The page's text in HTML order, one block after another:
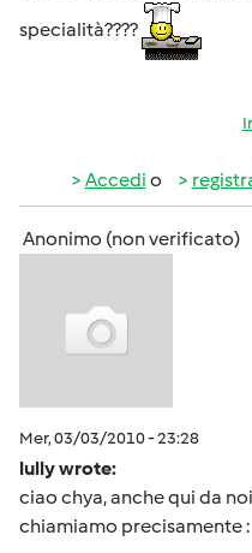
specialità????
Accedi o
Anonimo (non verificato)
Mer, 03/03/2010 - 23:28
lully wrote:
ciao chya, anche qui da
chiamiamo precisamente :